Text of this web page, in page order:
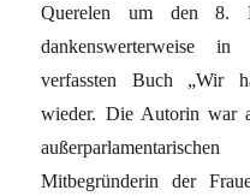
Querelen um den 8.
dankenswerterweise
verfassten Buch „Wir
wieder. Die Autorin war
Mitbegründerin der